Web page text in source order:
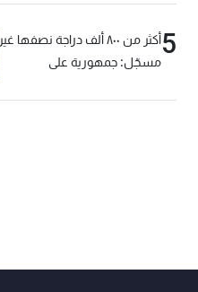
5
أكثر من ٨٠٠ ألف دراجة نصفها غير
مسجّل: جمهورية على